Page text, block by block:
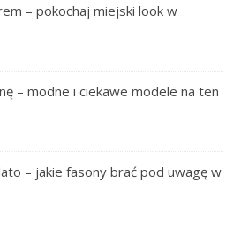
– pokochaj miejski look w
– modne i ciekawe modele na ten
– jakie fasony brać pod uwagę w